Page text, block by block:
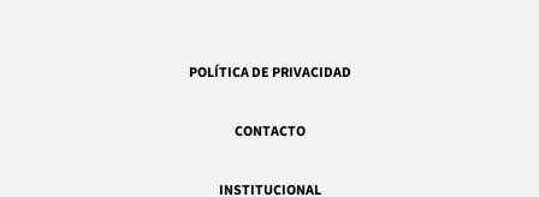
POLÍTICA DE PRIVACIDAD
CONTACTO
INSTITUCIONAL